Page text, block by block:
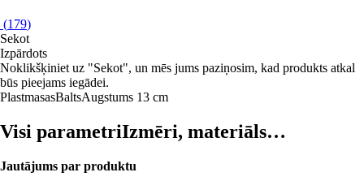
(179)
Sekot
Izpārdots
Noklikšķiniet uz "Sekot", un mēs jums paziņosim, kad produkts atkal
būs pieejams iegādei.
PlastmasasBaltsAugstums 13 cm
Visi parametriIzmēri, materiāls…
Jautājums par produktu